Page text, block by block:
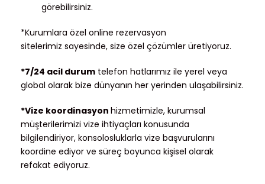
görebilirsiniz.
*Kurumlara özel online rezervasyon
sitelerimiz sayesinde, size özel çözümler üretiyoruz.
*7/24 acil durum telefon hatlarımız ile yerel veya
global olarak bize dünyanın her yerinden ulaşabilirsiniz.
*Vize koordinasyon hizmetimizle, kurumsal
müşterilerimizi vize ihtiyaçları konusunda
bilgilendiriyor, konsolosluklarla vize başvurularını
koordine ediyor ve süreç boyunca kişisel olarak
refakat ediyoruz.